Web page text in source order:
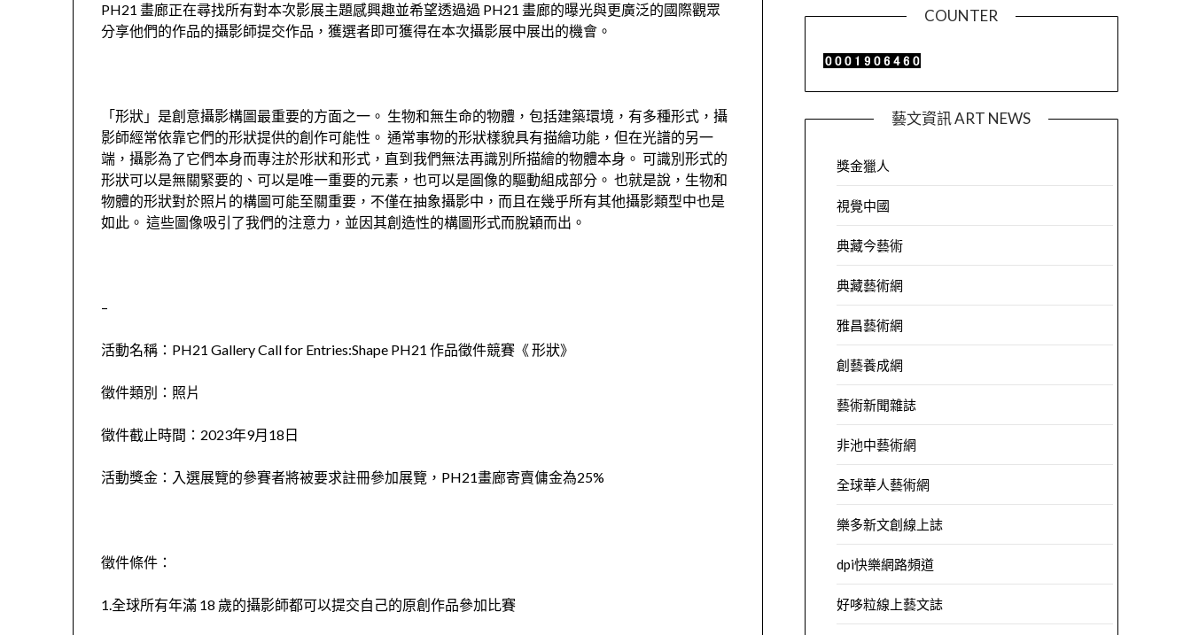
PH21 畫廊正在尋找所有對本次影展主題感興趣並希望透過過 PH21 畫廊的曝光與更廣泛的國際觀眾
分享他們的作品的攝影師提交作品，獲選者即可獲得在本次攝影展中展出的機會。
「形狀」是創意攝影構圖最重要的方面之一。 生物和無生命的物體，包括建築環境，有多種形式，攝
影師經常依靠它們的形狀提供的創作可能性。 通常事物的形狀樣貌具有描繪功能，但在光譜的另一
端，攝影為了它們本身而專注於形狀和形式，直到我們無法再識別所描繪的物體本身。 可識別形式的
形狀可以是無關緊要的、可以是唯一重要的元素，也可以是圖像的驅動組成部分。 也就是說，生物和
物體的形狀對於照片的構圖可能至關重要，不僅在抽象攝影中，而且在幾乎所有其他攝影類型中也是
如此。 這些圖像吸引了我們的注意力，並因其創造性的構圖形式而脫穎而出。
–
活動名稱：PH21 Gallery Call for Entries:Shape PH21 作品徵件競賽《 形狀》
徵件類別：照片
徵件截止時間：2023年9月18日
活動獎金：入選展覽的參賽者將被要求註冊參加展覽，PH21畫廊寄賣傭金為25%
徵件條件：
1.全球所有年滿 18 歲的攝影師都可以提交自己的原創作品參加比賽
COUNTER
藝文資訊 ART NEWS
獎金獵人
視覺中國
典藏今藝術
典藏藝術網
雅昌藝術網
創藝養成網
藝術新聞雜誌
非池中藝術網
全球華人藝術網
樂多新文創線上誌
dpi快樂網路頻道
好哆粒線上藝文誌